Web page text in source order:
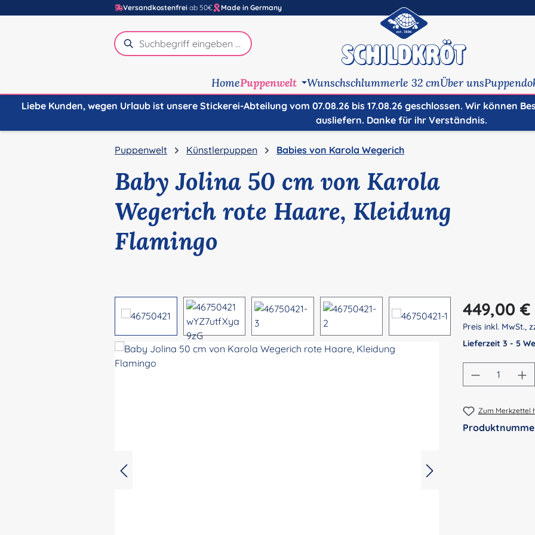
Hauptinhalt springen
Zur Suche springen
Zur Hauptnavigation springen
Versandkostenfrei ab 50€ Made in Germany
HomePuppenwelt Wunschschlummerle 32 cmÜber uns
Liebe Kunden, wegen Urlaub ist unsere Stickerei-Abteilung vom 07.08.26 bis 17.08.26 geschlossen. Wir können
ausliefern. Danke für ihr Verständnis.
Puppenwelt Künstlerpuppen Babies von Karola Wegerich
Baby Jolina 50 cm von Karola
Wegerich rote Haare, Kleidung
Flamingo
Regulärer Preis:
449,00 €
Preis inkl. MwSt.,
Lieferzeit 3 - 5
Produkt
Zum Merkzettel